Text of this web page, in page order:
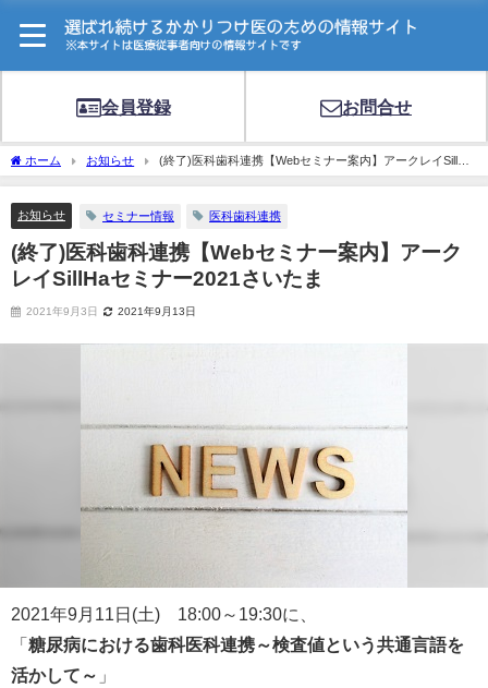
会員登録 お問合せ
ホーム お知らせ
(終了)医科歯科連携【Webセミナー案内】アークレイSillHa
セミナー2021さいたま
お知らせ セミナー情報 医科歯科連携
(終了)医科歯科連携【Webセミナー案内】アーク
レイSillHaセミナー2021さいたま
2021年9月3日 2021年9月13日
2021年9月11日(土) 18:00～19:30に、
「 糖尿病における歯科医科連携～検査値という共通言語を
活かして～ 」